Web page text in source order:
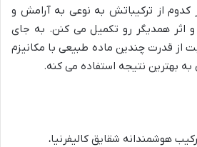
کدوم از ترکیباتش به نوعی به آرامش و
اثر همدیگر رو تکمیل می کنن. به جای
از قدرت چندین ماده طبیعی با مکانیزم
بهترین نتیجه استفاده می کنه.
هوشمندانه شقایق کالیفرنیا،